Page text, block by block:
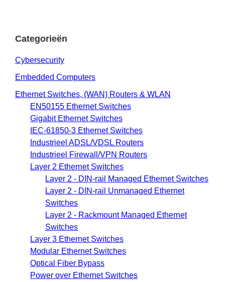
Categorieën
Cybersecurity
Embedded Computers
Ethernet Switches, (WAN) Routers & WLAN
EN50155 Ethernet Switches
Gigabit Ethernet Switches
IEC-61850-3 Ethernet Switches
Industrieel ADSL/VDSL Routers
Industrieel Firewall/VPN Routers
Layer 2 Ethernet Switches
Layer 2 - DIN-rail Managed Ethernet Switches
Layer 2 - DIN-rail Unmanaged Ethernet
Switches
Layer 2 - Rackmount Managed Ethernet
Switches
Layer 3 Ethernet Switches
Modular Ethernet Switches
Optical Fiber Bypass
Power over Ethernet Switches